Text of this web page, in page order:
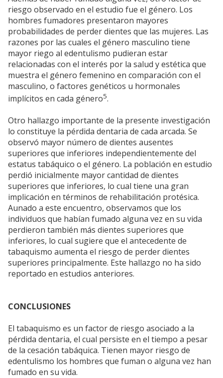
riesgo observado en el estudio fue el género. Los
hombres fumadores presentaron mayores
probabilidades de perder dientes que las mujeres. Las
razones por las cuales el género masculino tiene
mayor riego al edentulismo pudieran estar
relacionadas con el interés por la salud y estética que
muestra el género femenino en comparación con el
masculino, o factores genéticos u hormonales
implícitos en cada género5.
Otro hallazgo importante de la presente investigación
lo constituye la pérdida dentaria de cada arcada. Se
observó mayor número de dientes ausentes
superiores que inferiores independientemente del
estatus tabáquico o el género. La población en estudio
perdió inicialmente mayor cantidad de dientes
superiores que inferiores, lo cual tiene una gran
implicación en términos de rehabilitación protésica.
Aunado a este encuentro, observamos que los
individuos que habían fumado alguna vez en su vida
perdieron también más dientes superiores que
inferiores, lo cual sugiere que el antecedente de
tabaquismo aumenta el riesgo de perder dientes
superiores principalmente. Este hallazgo no ha sido
reportado en estudios anteriores.
CONCLUSIONES
El tabaquismo es un factor de riesgo asociado a la
pérdida dentaria, el cual persiste en el tiempo a pesar
de la cesación tabáquica. Tienen mayor riesgo de
edentulismo los hombres que fuman o alguna vez han
fumado en su vida.